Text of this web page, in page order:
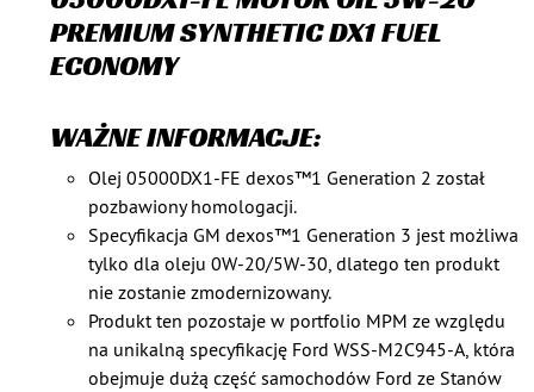
PREMIUM SYNTHETIC DX1 FUEL
ECONOMY
WAŻNE INFORMACJE:
Olej 05000DX1-FE dexos™1 Generation 2 został
pozbawiony homologacji.
Specyfikacja GM dexos™1 Generation 3 jest możliwa
tylko dla oleju 0W-20/5W-30, dlatego ten produkt
nie zostanie zmodernizowany.
Produkt ten pozostaje w portfolio MPM ze względu
na unikalną specyfikację Ford WSS-M2C945-A, która
obejmuje dużą część samochodów Ford ze Stanów